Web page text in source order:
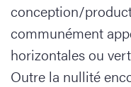
conception/
communément
horizontales ou
Outre la nullité